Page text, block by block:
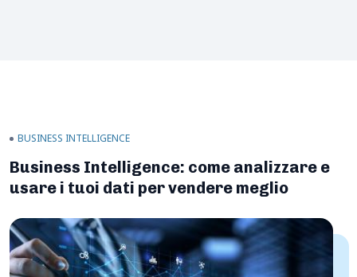
BUSINESS INTELLIGENCE
Business Intelligence: come analizzare e
usare i tuoi dati per vendere meglio